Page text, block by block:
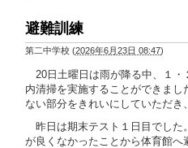
避難訓練
第二中学校 (2026年6月23日 08:47)
20日土曜日は雨が降る中、１・
内清掃を実施することができま
ない部分をきれいにしていただき
昨日は期末テスト１日目でした
が良くなかったことから体育館